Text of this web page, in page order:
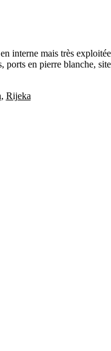
interne mais très
en pierre blanche,
, Rijeka